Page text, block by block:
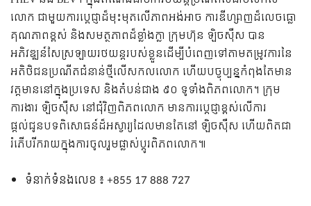
លោក ជាមួយការប្ដេជ្ញាដ៏មុះមុតលើភាពអង់អាច ការឌីហ្សាញដ៏លេចធ្លោ
គុណភាពខ្ពស់ និងសមត្ថភាពដ៏ខ្លាំងក្លា ក្រុមហ៊ុន ឡិចស៊ឺស បាន
អភិវឌ្ឍន៍សែស្រឡាយរថយន្តរបស់ខ្លួនដើម្បីបំពេញទៅតាមតម្រូវការនៃ
អតិថិជនប្រណីតជំនាន់ថ្មីលើសកលលោក ហើយបច្ចុប្បន្នកំពុងតែមាន
វត្តមាននៅក្នុងប្រទេស និងតំបន់ជាង ៩០ ទូទាំងពិភពលោក។ ក្រុម
ការងារ ឡិចស៊ឺស នៅជុំវិញពិភពលោក មានការប្ដេជ្ញាខ្ពស់លើការ
ផ្ដល់ជូនបទពិសោធន៍ដ៏អស្ចារ្យដែលមានតែនៅ ឡិចស៊ឺស ហើយពិតជា
រំភើបរីករាយក្នុងការចូលរួមផ្លាស់ប្ដូរពិភពលោក៕
ទំនាក់ទំនងលេខ ៖ +855 17 888 727